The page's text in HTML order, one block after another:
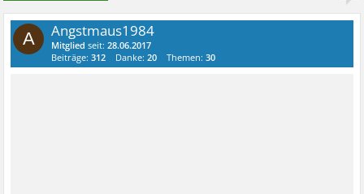
A Angstmaus1984
Mitglied seit:28.06.2017
Beiträge:312 Danke:20 Themen:30